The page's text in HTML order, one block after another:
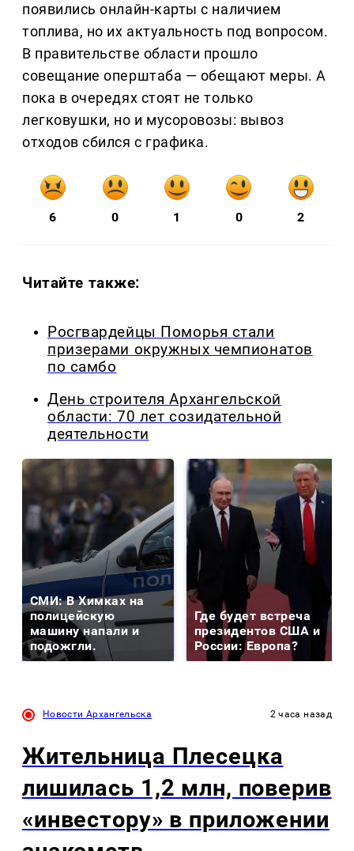
появились онлайн-карты с наличием
топлива, но их актуальность под вопросом.
В правительстве области прошло
совещание оперштаба — обещают меры. А
пока в очередях стоят не только
легковушки, но и мусоровозы: вывоз
отходов сбился с графика.
6 0 1 0 2
Читайте также:
Росгвардейцы Поморья стали
призерами окружных чемпионатов
по самбо
День строителя Архангельской
области: 70 лет созидательной
деятельности
СМИ: В Химках на
полицейскую
машину напали и
подожгли.
Где будет встреча
президентов США и
России: Европа?
Новости Архангельска 2 часа назад
Жительница Плесецка
лишилась 1,2 млн, поверив
«инвестору» в приложении